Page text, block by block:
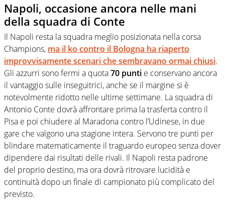
Napoli, occasione ancora nelle mani
della squadra di Conte
Il Napoli resta la squadra meglio posizionata nella corsa
Champions, ma il ko contro il Bologna ha riaperto
improvvisamente scenari che sembravano ormai chiusi.
Gli azzurri sono fermi a quota70 punti e conservano ancora
il vantaggio sulle inseguitrici, anche se il margine si è
notevolmente ridotto nelle ultime settimane. La squadra di
Antonio Conte dovrà affrontare prima la trasferta contro il
Pisa e poi chiudere al Maradona contro l’Udinese, in due
gare che valgono una stagione intera. Servono tre punti per
blindare matematicamente il traguardo europeo senza dover
dipendere dai risultati delle rivali. Il Napoli resta padrone
del proprio destino, ma ora dovrà ritrovare lucidità e
continuità dopo un finale di campionato più complicato del
previsto.